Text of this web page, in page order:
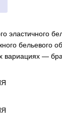
эластичного
бельевого
вариациях —